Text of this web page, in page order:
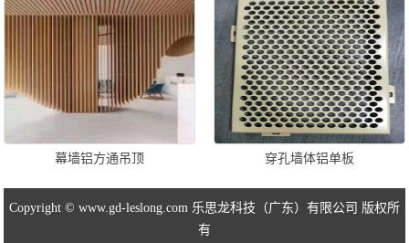
幕墙铝方通吊顶 穿孔墙体铝单板
Copyright © www.gd-leslong.com 乐思龙科技（广东）有限公司 版权所
有